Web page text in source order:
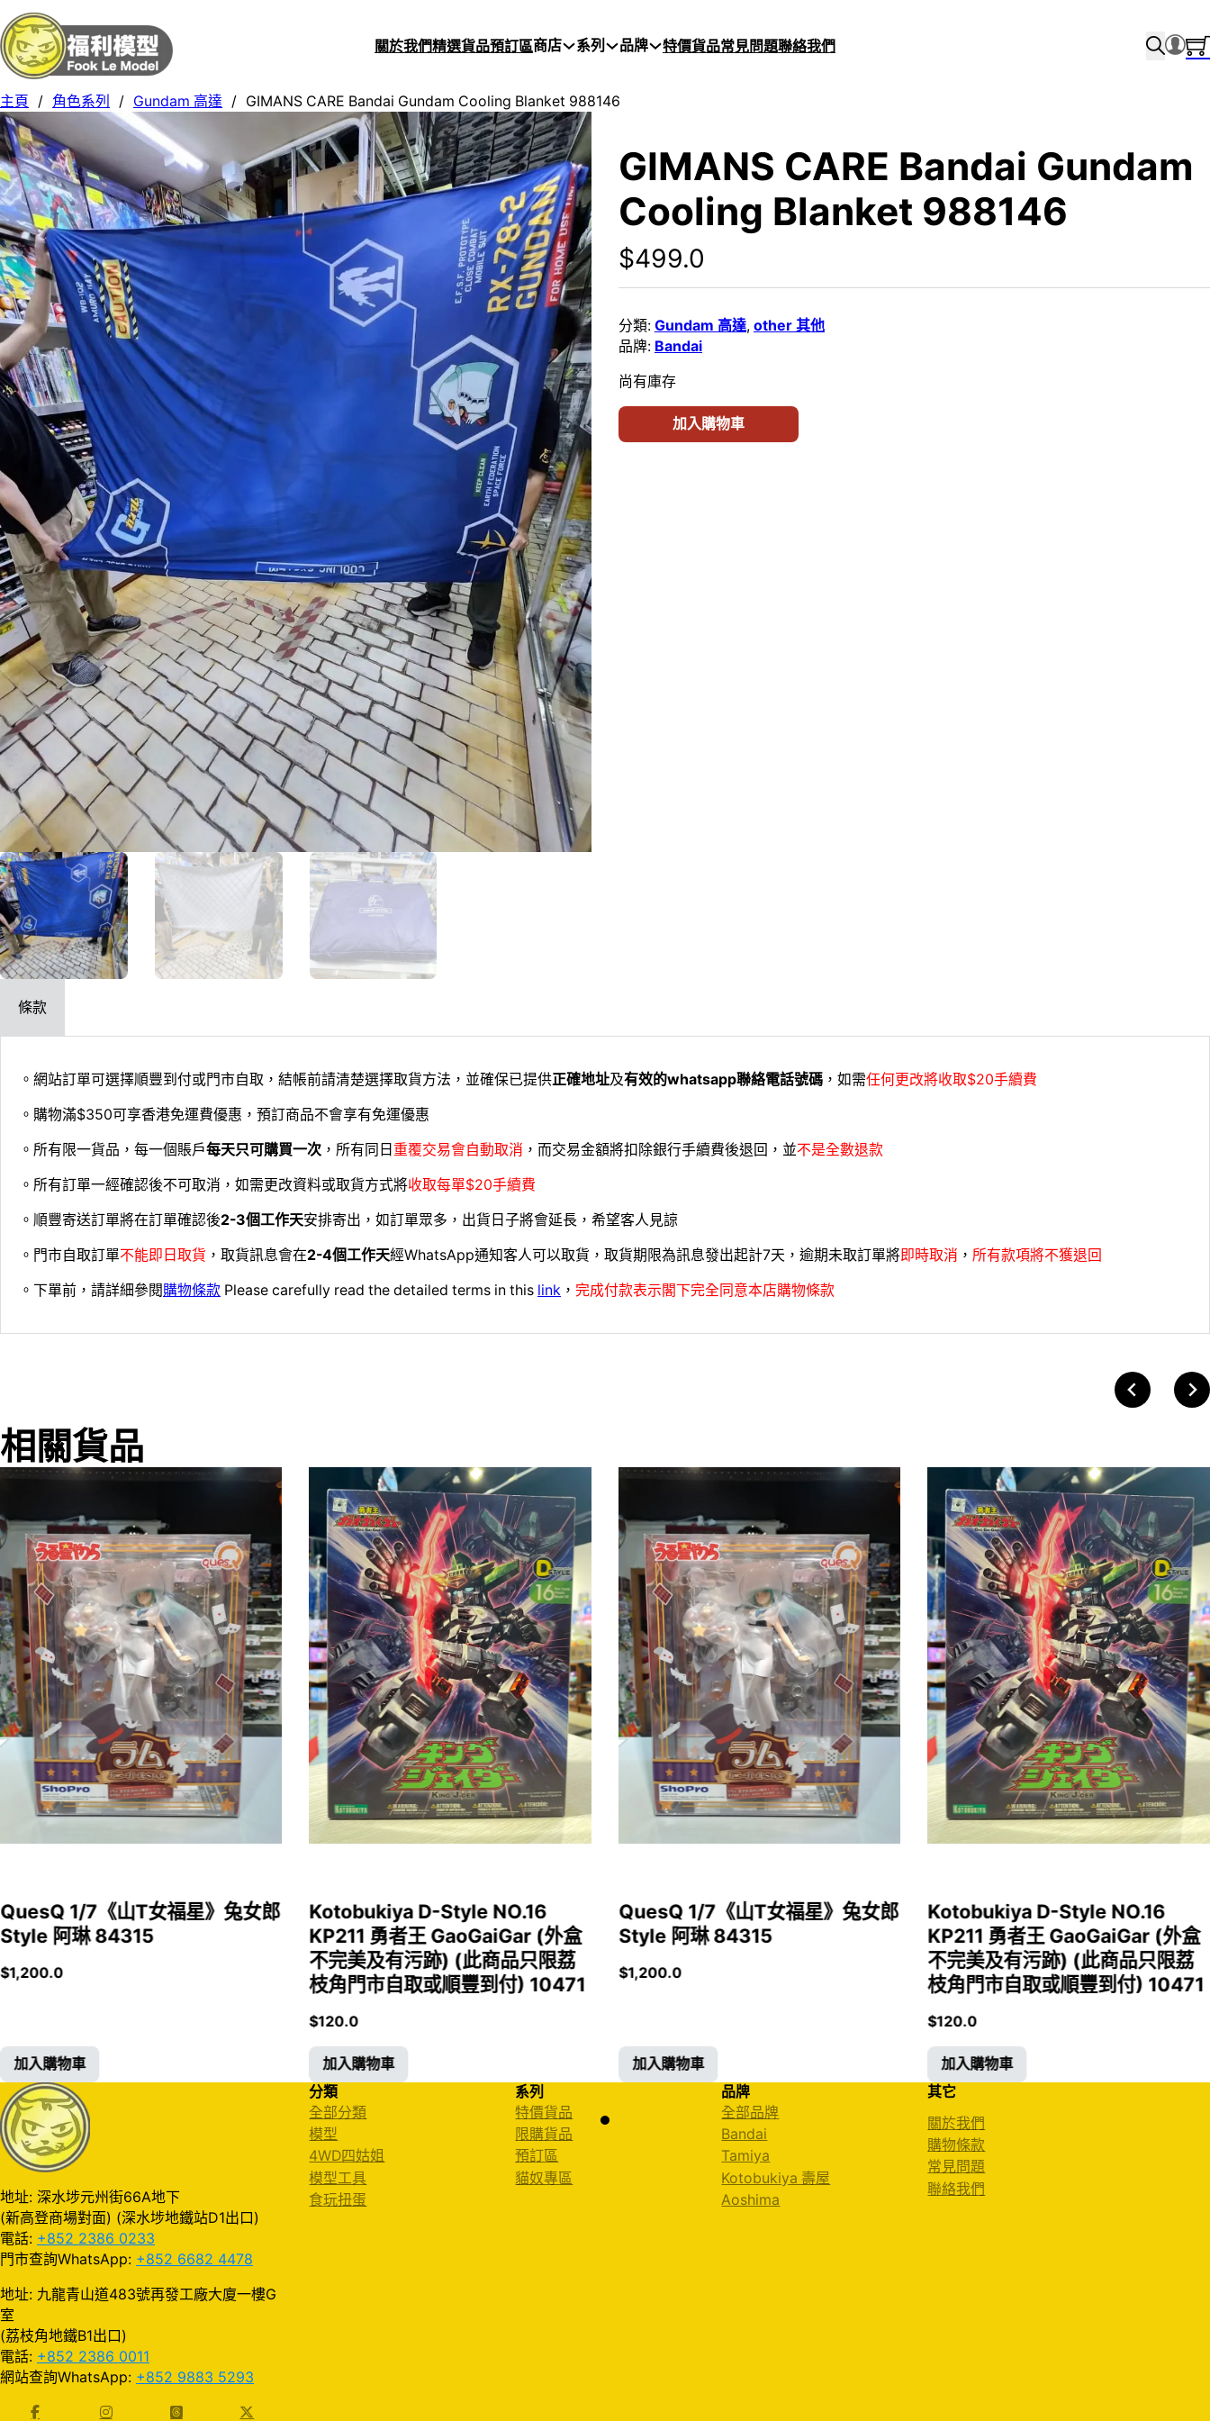
關於我們精選貨品預訂區商店 系列 品牌 特價貨品常見問題聯絡我們
主頁 / 角色系列 / Gundam 高達 / GIMANS CARE Bandai Gundam Cooling Blanket 988146
GIMANS CARE Bandai Gundam
Cooling Blanket 988146
$499.0
分類: Gundam 高達, other 其他
品牌: Bandai
尚有庫存
加入購物車
條款
。網站訂單可選擇順豐到付或門市自取，結帳前請清楚選擇取貨方法，並確保已提供正確地址及有效的whatsapp聯絡電話號碼 ，如需任何更改將收取$20手續費
。購物滿$350可享香港免運費優惠，預訂商品不會享有免運優惠
。所有限一貨品，每一個賬戶每天只可購買一次 ，所有同日 重覆交易會自動取消 ，而交易金額將扣除銀行手續費後退回，並不是全數退款
。所有訂單一經確認後不可取消，如需更改資料或取貨方式將收取每單$20手續費
。順豐寄送訂單將在訂單確認後2-3個工作天安排寄出，如訂單眾多，出貨日子將會延長，希望客人見諒
。門市自取訂單不能即日取貨 ，取貨訊息會在2-4個工作天經WhatsApp通知客人可以取貨，取貨期限為訊息發出起計7天，逾期未取訂單將即時取消 ， 所有款項將不獲退回
。下單前，請詳細參閱購物條款 Please carefully read the detailed terms in this link ， 完成付款表示閣下完全同意本店購物條款
相關貨品
QuesQ 1/7《山T女福星》兔女郎
Style 阿琳 84315
$1,200.0
加入購物車
Kotobukiya D-Style NO.16
KP211 勇者王 GaoGaiGar (外盒
不完美及有污跡) (此商品只限荔
枝角門市自取或順豐到付) 10471
$120.0
加入購物車
QuesQ 1/7《山T女福星》兔女郎
Style 阿琳 84315
$1,200.0
加入購物車
Kotobukiya D-Style NO.16
KP211 勇者王 GaoGaiGar (外盒
不完美及有污跡) (此商品只限荔
枝角門市自取或順豐到付) 10471
$120.0
加入購物車
地址: 深水埗元州街66A地下
(新高登商場對面) (深水埗地鐵站D1出口)
電話: +852 2386 0233
門市查詢WhatsApp: +852 6682 4478
地址: 九龍青山道483號再發工廠大廈一樓G
室
(荔枝角地鐵B1出口)
電話: +852 2386 0011
網站查詢WhatsApp: +852 9883 5293
分類
全部分類
模型
4WD四姑姐
模型工具
食玩扭蛋
系列
特價貨品
限購貨品
預訂區
貓奴專區
品牌
全部品牌
Bandai
Tamiya
Kotobukiya 壽屋
Aoshima
其它
關於我們
購物條款
常見問題
聯絡我們